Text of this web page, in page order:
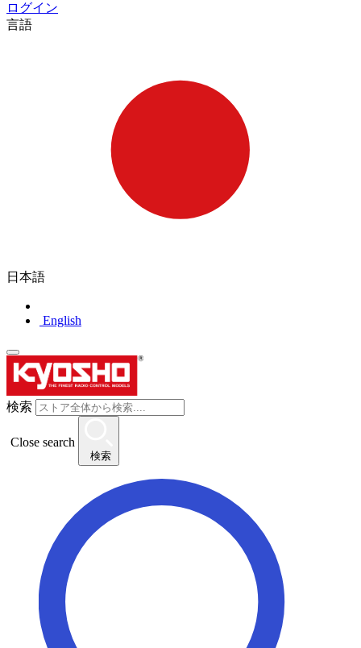
ログイン
言語
日本語
English
検索
Close search
検索